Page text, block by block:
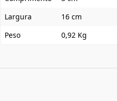
Largura
16 cm
Peso
0,92 Kg